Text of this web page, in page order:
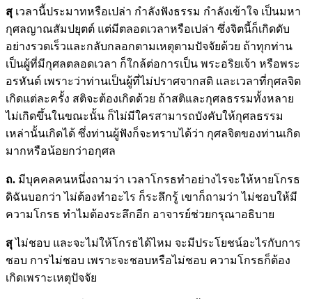
สุ เวลานี้ประมาทหรือเปล่า กำลังฟังธรรม กำลังเข้าใจ เป็นมหา
กุศลญาณสัมปยุตต์ แต่มีตลอดเวลาหรือเปล่า ซึ่งจิตนี้ก็เกิดดับ
อย่างรวดเร็วและกลับกลอกตามเหตุตามปัจจัยด้วย ถ้าทุกท่าน
เป็นผู้ที่มีกุศลตลอดเวลา ก็ใกล้ต่อการเป็น พระอริยเจ้า หรือพระ
อรหันต์ เพราะว่าท่านเป็นผู้ที่ไม่ปราศจากสติ และเวลาที่กุศลจิต
เกิดแต่ละครั้ง สติจะต้องเกิดด้วย ถ้าสติและกุศลธรรมทั้งหลาย
ไม่เกิดขึ้นในขณะนั้น ก็ไม่มีใครสามารถบังคับให้กุศลธรรม
เหล่านั้นเกิดได้ ซึ่งท่านผู้ฟังก็จะทราบได้ว่า กุศลจิตของท่านเกิด
มากหรือน้อยกว่าอกุศล
ถ. มีบุคคลคนหนึ่งถามว่า เวลาโกรธทำอย่างไรจะให้หายโกรธ
ดิฉันบอกว่า ไม่ต้องทำอะไร ก็ระลึกรู้ เขาก็ถามว่า ไม่ชอบให้มี
ความโกรธ ทำไมต้องระลึกอีก อาจารย์ช่วยกรุณาอธิบาย
สุไม่ชอบ และจะไม่ให้โกรธได้ไหม จะมีประโยชน์อะไรกับการ
ชอบ การไม่ชอบ เพราะจะชอบหรือไม่ชอบ ความโกรธก็ต้อง
เกิดเพราะเหตุปัจจัย